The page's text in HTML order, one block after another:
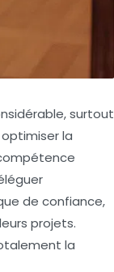
surtout
la
de confiance,
projets.
la